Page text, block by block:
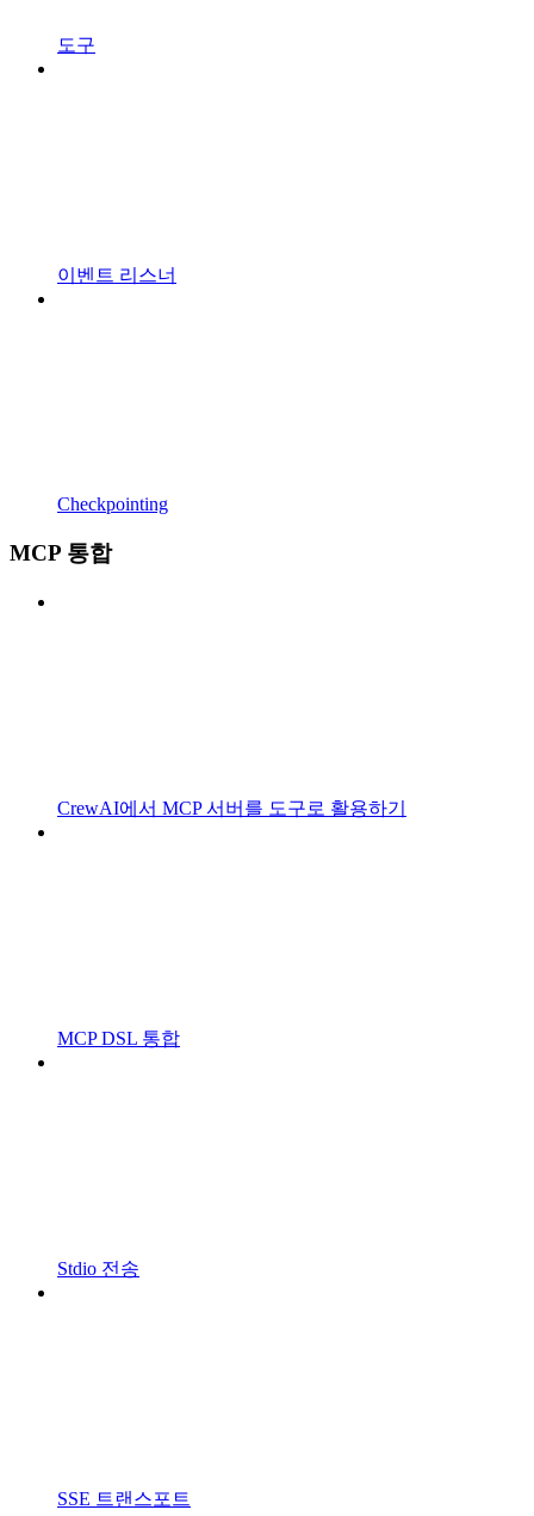
도구
이벤트 리스너
Checkpointing
MCP 통합
CrewAI에서 MCP 서버를 도구로 활용하기
MCP DSL 통합
Stdio 전송
SSE 트랜스포트